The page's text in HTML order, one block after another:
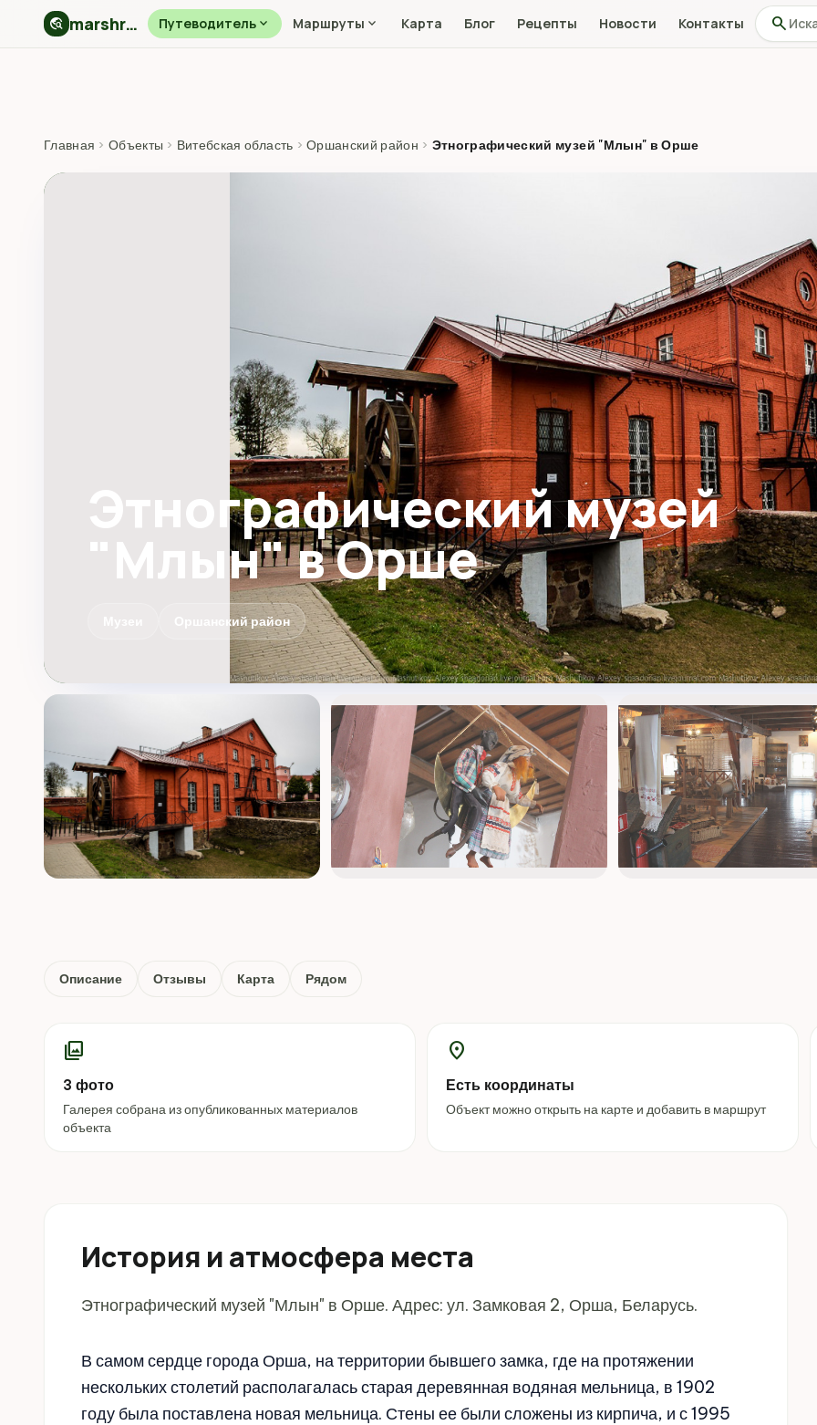
travel_explore marshryt.by Путеводительexpand_more Маршруты expand_more Карта Блог Рецепты Новости Контакты Поиск по
search
Главная › Объекты › Витебская область › Оршанский район › Этнографический музей "Млын" в Орше
Этнографический музей
"Млын" в Орше
Оршанский район
Описание Отзывы Карта Рядом
photo_library
3 фото
Галерея собрана из опубликованных материалов
объекта
location_on
Есть координаты
Объект можно открыть на карте и добавить в маршрут
История и атмосфера места
Этнографический музей "Млын" в Орше. Адрес: ул. Замковая 2, Орша, Беларусь.
В самом сердце города Орша, на территории бывшего замка, где на протяжении
нескольких столетий располагалась старая деревянная водяная мельница, в 1902
году была поставлена новая мельница. Стены ее были сложены из кирпича, и с 1995